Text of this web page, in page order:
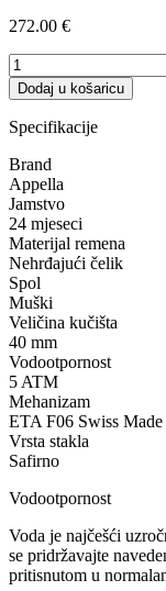
272.00 €
Appella
L12003.5196DQ
količina
Dodaj u košaricu
Specifikacije
Brand
Appella
Jamstvo
24 mjeseci
Materijal remena
Nehrđajući čelik
Spol
Muški
Veličina kučišta
40 mm
Vodootpornost
5 ATM
Mehanizam
ETA F06 Swiss Made
Vrsta stakla
Safirno
Vodootpornost
Voda je najčešći
se pridržavajte
pritisnutom u